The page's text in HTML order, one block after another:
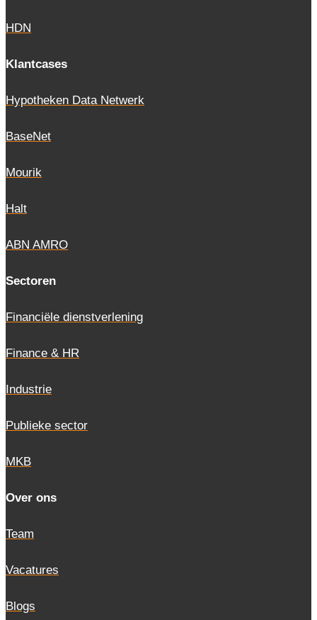
HDN
Klantcases
Hypotheken Data Netwerk
BaseNet
Mourik
Halt
ABN AMRO
Sectoren
Financiële dienstverlening
Finance & HR
Industrie
Publieke sector
MKB
Over ons
Team
Vacatures
Blogs